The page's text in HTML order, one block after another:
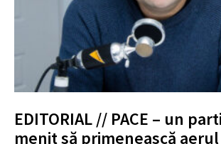
EDITORIAL // PACE – un
menit să primenească